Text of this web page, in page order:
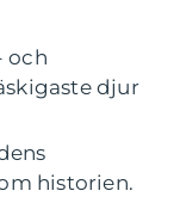
och
djur
historien.